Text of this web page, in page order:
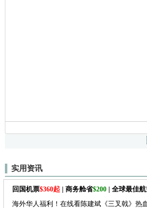
实用资讯
回国机票$360起 | 商务舱省$200 | 全球最佳
海外华人福利！在线看陈建斌《三叉戟》热